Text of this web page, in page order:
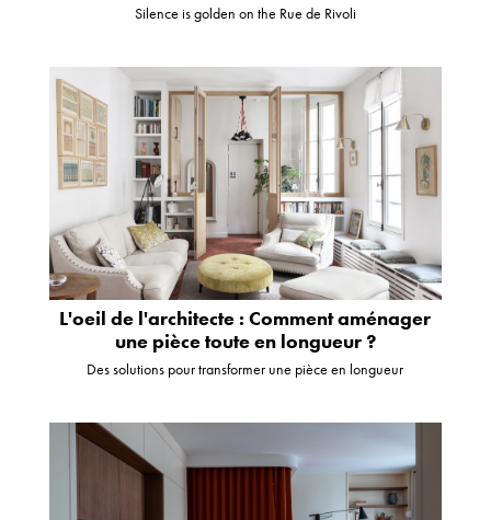
Silence is golden on the Rue de Rivoli
L'oeil de l'architecte : Comment aménager
une pièce toute en longueur ?
Des solutions pour transformer une pièce en longueur